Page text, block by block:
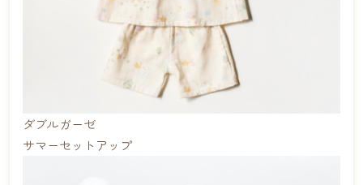
ダブルガーゼ
サマーセットアップ